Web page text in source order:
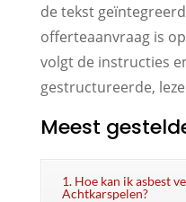
de tekst
offerteaanvraag is
volgt de instructies
gestructureerde,
Meest
1. Hoe kan ik asbest
Achtkarspelen?